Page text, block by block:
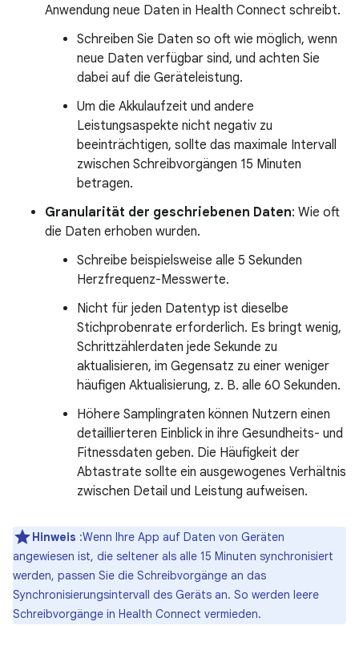
Anwendung neue Daten in Health Connect schreibt.
Schreiben Sie Daten so oft wie möglich, wenn
neue Daten verfügbar sind, und achten Sie
dabei auf die Geräteleistung.
Um die Akkulaufzeit und andere
Leistungsaspekte nicht negativ zu
beeinträchtigen, sollte das maximale Intervall
zwischen Schreibvorgängen 15 Minuten
betragen.
Granularität der geschriebenen Daten: Wie oft
die Daten erhoben wurden.
Schreibe beispielsweise alle 5 Sekunden
Herzfrequenz-Messwerte.
Nicht für jeden Datentyp ist dieselbe
Stichprobenrate erforderlich. Es bringt wenig,
Schrittzählerdaten jede Sekunde zu
aktualisieren, im Gegensatz zu einer weniger
häufigen Aktualisierung, z. B. alle 60 Sekunden.
Höhere Samplingraten können Nutzern einen
detaillierteren Einblick in ihre Gesundheits- und
Fitnessdaten geben. Die Häufigkeit der
Abtastrate sollte ein ausgewogenes Verhältnis
zwischen Detail und Leistung aufweisen.
Hinweis :Wenn Ihre App auf Daten von Geräten
angewiesen ist, die seltener als alle 15 Minuten synchronisiert
werden, passen Sie die Schreibvorgänge an das
Synchronisierungsintervall des Geräts an. So werden leere
Schreibvorgänge in Health Connect vermieden.